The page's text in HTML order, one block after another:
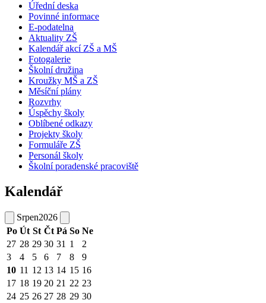
Úřední deska
Povinné informace
E-podatelna
Aktuality ZŠ
Kalendář akcí ZŠ a MŠ
Fotogalerie
Školní družina
Kroužky MŠ a ZŠ
Měsíční plány
Rozvrhy
Úspěchy školy
Oblíbené odkazy
Projekty školy
Formuláře ZŠ
Personál školy
Školní poradenské pracoviště
Kalendář
Srpen2026
Po Út St Čt Pá So Ne
27 28 29 30 31 1
2
3
4 5 6 7 8
9
10 11 12 13 14 15 16
17 18 19 20 21 22 23
24 25 26 27 28 29 30